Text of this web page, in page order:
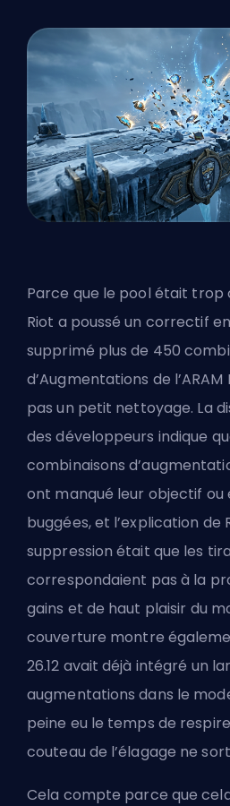
Parce que le pool était trop
Riot a poussé un correctif
supprimé plus de 450
d’Augmentations de
pas un petit nettoyage. La
des développeurs indique
combinaisons
ont manqué leur objectif
buggées, et l’explication de
suppression était que les
correspondaient pas à la
gains et de haut plaisir du
couverture montre
26.12 avait déjà intégré un
augmentations dans le
peine eu le temps de
couteau de l’élagage ne
Cela compte parce que